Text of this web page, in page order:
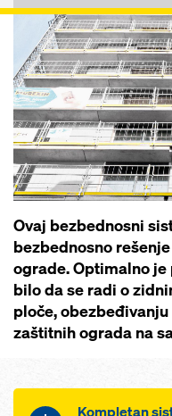
Ovaj bezbednosni
bezbednosno
ograde. Optimalno
bilo da se radi o
ploče,
zaštitnih ograda na
Kompletan